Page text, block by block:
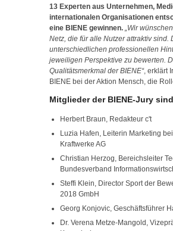
13 Experten aus Unternehmen,
internationalen Organisationen
eine BIENE gewinnen. Wir
Netz, die für alle Nutzer attraktiv
unterschiedlichen professionellen
jeweiligen Perspektive zu bewerten.
Qualitätsmerkmal der BIENE , erklärt
BIENE bei der Aktion Mensch, die
Mitglieder der BIENE-Jury
Herbert Braun, Redakteur c't
Luzia Hafen, Leiterin Marketing
KraftwerkeAG
Christian Herzog, Bereichsleiter
Bundesverband
Steffi Klein, Director Sport der
2018GmbH
Georg Konjovic, Geschäftsführer
Dr. Verena Metze-Mangold,